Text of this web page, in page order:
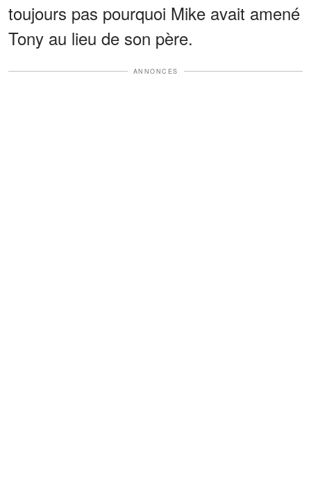
toujours pas pourquoi Mike avait amené
Tony au lieu de son père.
ANNONCES